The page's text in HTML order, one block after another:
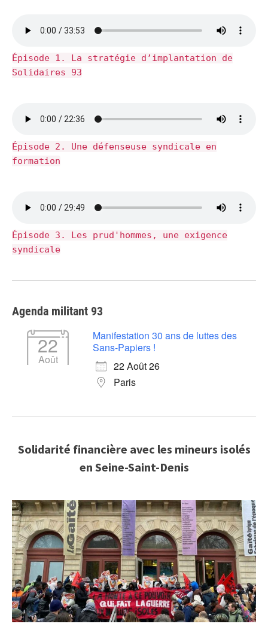
Épisode 1. La stratégie d’implantation de
Solidaires 93
Épisode 2. Une défenseuse syndicale en
formation
Épisode 3. Les prud'hommes, une exigence
syndicale
Agenda militant 93
22
Août
Manifestation 30 ans de luttes des
Sans-Papiers !
22 Août 26
Paris
Solidarité financière avec les mineurs isolés
en Seine-Saint-Denis